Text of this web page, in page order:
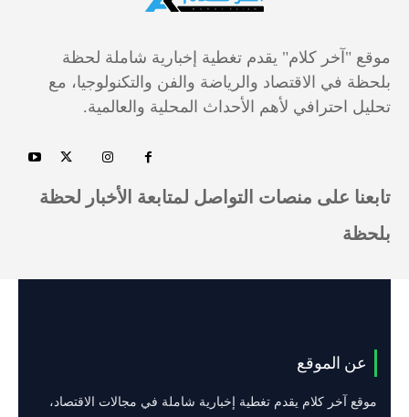
موقع "آخر كلام" يقدم تغطية إخبارية شاملة لحظة
بلحظة في الاقتصاد والرياضة والفن والتكنولوجيا، مع
تحليل احترافي لأهم الأحداث المحلية والعالمية.
تابعنا على منصات التواصل لمتابعة الأخبار لحظة
بلحظة
عن الموقع
موقع آخر كلام يقدم تغطية إخبارية شاملة في مجالات الاقتصاد،